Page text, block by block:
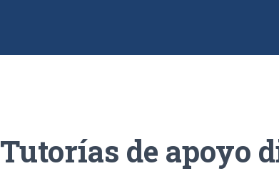
Tutorías de apoyo